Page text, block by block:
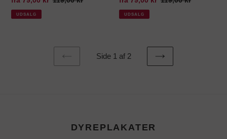
UDSALG UDSALG
FORRIGE
Side 1 af 2
NÆSTE
DYREPLAKATER